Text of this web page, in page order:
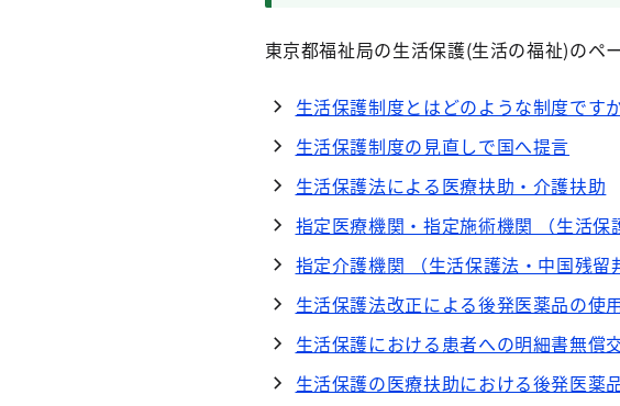
東京都福祉局の生活保護(生活の福祉)のペー
生活保護制度とはどのような制度ですか
生活保護制度の見直しで国へ提言
生活保護法による医療扶助・介護扶助
指定医療機関・指定施術機関 （生活保
指定介護機関 （生活保護法・中国残留
生活保護法改正による後発医薬品の使
生活保護における患者への明細書無償
生活保護の医療扶助における後発医薬